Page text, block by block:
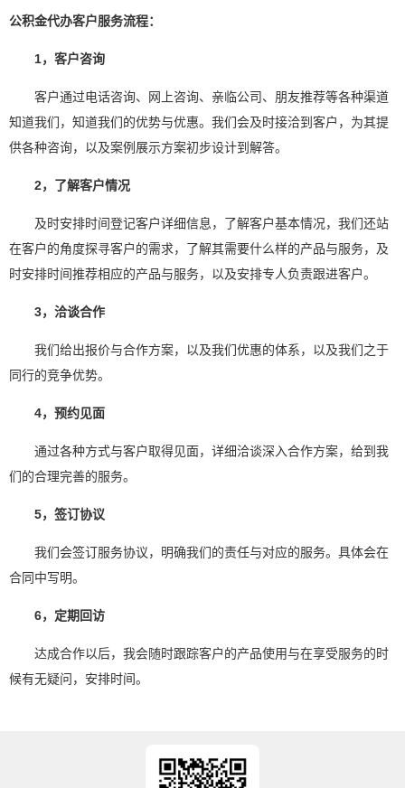
公积金代办客户服务流程：
1，客户咨询
客户通过电话咨询、网上咨询、亲临公司、朋友推荐等各种渠道
知道我们，知道我们的优势与优惠。我们会及时接洽到客户，为其提
供各种咨询，以及案例展示方案初步设计到解答。
2，了解客户情况
及时安排时间登记客户详细信息，了解客户基本情况，我们还站
在客户的角度探寻客户的需求，了解其需要什么样的产品与服务，及
时安排时间推荐相应的产品与服务，以及安排专人负责跟进客户。
3，洽谈合作
我们给出报价与合作方案，以及我们优惠的体系，以及我们之于
同行的竞争优势。
4，预约见面
通过各种方式与客户取得见面，详细洽谈深入合作方案，给到我
们的合理完善的服务。
5，签订协议
我们会签订服务协议，明确我们的责任与对应的服务。具体会在
合同中写明。
6，定期回访
达成合作以后，我会随时跟踪客户的产品使用与在享受服务的时
候有无疑问，安排时间。